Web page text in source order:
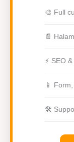
🎨 Full
📄
⚡ SEO
📱
🛠